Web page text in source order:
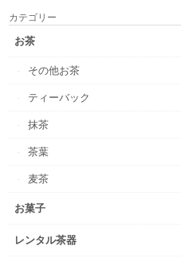
カテゴリー
お茶
その他お茶
ティーバック
抹茶
茶葉
麦茶
お菓子
レンタル茶器